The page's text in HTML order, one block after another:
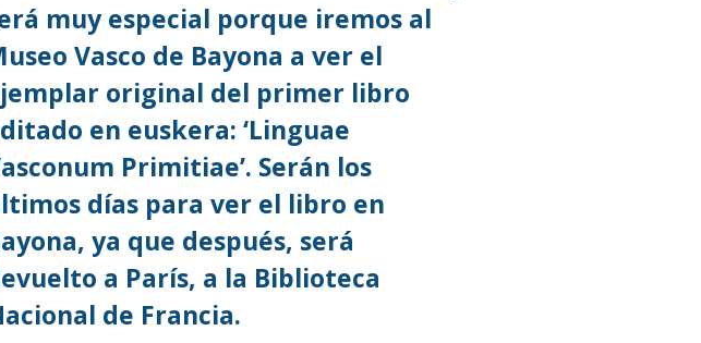
muy especial porque iremos al
Vasco de Bayona a ver el
original del primer libro
en euskera: ‘Linguae
Primitiae’. Serán los
días para ver el libro en
ya que después, será
a París, a la Biblioteca
de Francia.